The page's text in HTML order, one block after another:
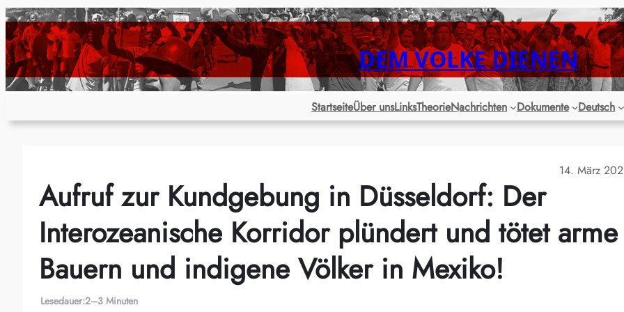
Zum
Inhalt
springen
DEM VOLKE DIENEN
StartseiteÜber unsLinksTheorieNachrichten Dokumente Deutsch
14. März
Aufruf zur Kundgebung in Düsseldorf: Der
Interozeanische Korridor plündert und tötet arme
Bauern und indigene Völker in Mexiko!
Lesedauer:2–3 Minuten